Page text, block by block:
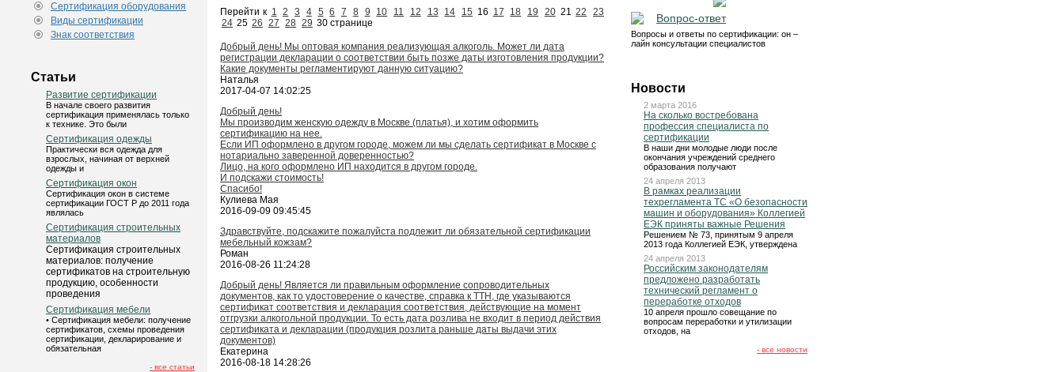
Сертификация оборудования
Виды сертификации
Знак соответствия
Статьи
Развитие сертификации
В начале своего развития
сертификация применялась только
к технике. Это были
Сертификация одежды
Практически вся одежда для
взрослых, начиная от верхней
одежды и
Сертификация окон
Сертификация окон в системе
сертификации ГОСТ Р до 2011 года
являлась
Сертификация строительных
материалов
Сертификация строительных
материалов: получение
сертификатов на строительную
продукцию, особенности
проведения
Сертификация мебели
• Сертификация мебели: получение
сертификатов, схемы проведения
сертификации, декларирование и
обязательная
- все статьи
Перейти к 1 2 3 4 5 6 7 8 9 10 11 12 13 14 15 16 17 18 19 20 21 22
23
24 25 26 27 28 29 30 странице
Добрый день! Мы оптовая компания реализующая алкоголь. Может ли дата
регистрации декларации о соответствии быть позже даты изготовления продукции?
Какие документы регламентируют данную ситуацию?
Наталья
2017-04-07 14:02:25
Добрый день!
Мы производим женскую одежду в Москве (платья), и хотим оформить
сертификацию на нее.
Если ИП оформлено в другом городе, можем ли мы сделать сертификат в Москве с
нотариально заверенной доверенностью?
Лицо, на кого оформлено ИП находится в другом городе.
И подскажи стоимость!
Спасибо!
Кулиева Мая
2016-09-09 09:45:45
Здравствуйте, подскажите пожалуйста подлежит ли обязательной сертификации
мебельный кожзам?
Роман
2016-08-26 11:24:28
Добрый день! Является ли правильным оформление сопроводительных
документов, как то удостоверение о качестве, справка к ТТН, где указываются
сертификат соответствия и декларация соответствия, действующие на момент
отгрузки алкогольной продукции. То есть дата розлива не входит в период действия
сертификата и декларации (продукция розлита раньше даты выдачи этих
документов)
Екатерина
2016-08-18 14:28:26
Вопрос-ответ
Вопросы и ответы по сертификации: он –
лайн консультации специалистов
Новости
2 марта 2016
На сколько востребована
профессия специалиста по
сертификации
В наши дни молодые люди после
окончания учреждений среднего
образования получают
24 апреля 2013
В рамках реализации
техрегламента ТС «О безопасности
машин и оборудования» Коллегией
ЕЭК приняты важные Решения
Решением № 73, принятым 9 апреля
2013 года Коллегией ЕЭК, утверждена
24 апреля 2013
Российским законодателям
предложено разработать
технический регламент о
переработке отходов
10 апреля прошло совещание по
вопросам переработки и утилизации
отходов, на
- все новости